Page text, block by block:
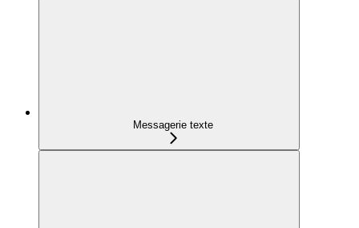
Messagerie texte